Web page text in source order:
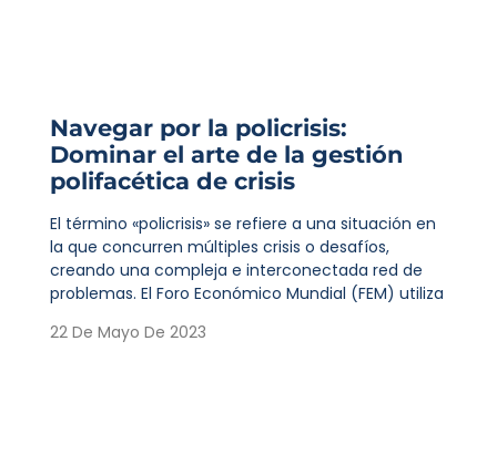
Navegar por la policrisis:
Dominar el arte de la gestión
polifacética de crisis
El término «policrisis» se refiere a una situación en
la que concurren múltiples crisis o desafíos,
creando una compleja e interconectada red de
problemas. El Foro Económico Mundial (FEM) utiliza
22 De Mayo De 2023